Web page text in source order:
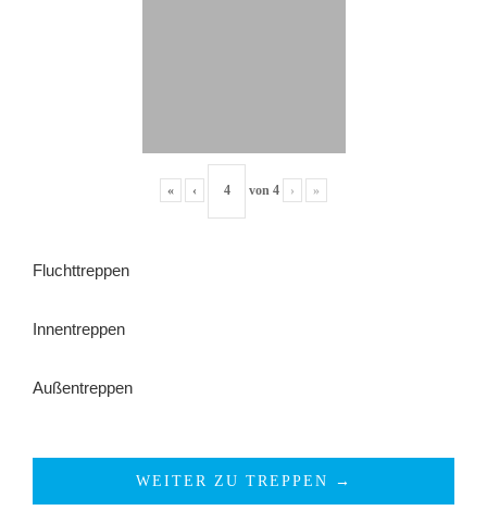
« ‹ von 4 › »
Fluchttreppen
Innentreppen
Außentreppen
WEITER ZU TREPPEN →